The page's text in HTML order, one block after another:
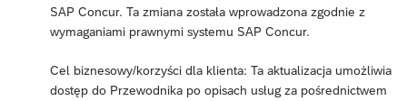
SAP Concur. Ta zmiana została wprowadzona zgodnie z
wymaganiami prawnymi systemu SAP Concur.
Cel biznesowy/korzyści dla klienta: Ta aktualizacja umożliwia
dostęp do Przewodnika po opisach usług za pośrednictwem